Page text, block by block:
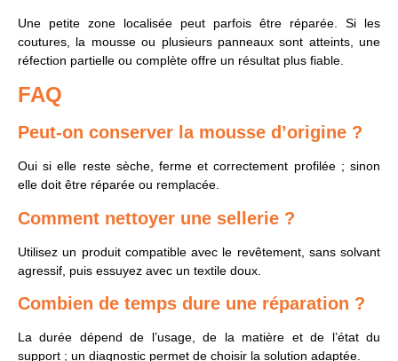
Une petite zone localisée peut parfois être réparée. Si les
coutures, la mousse ou plusieurs panneaux sont atteints, une
réfection partielle ou complète offre un résultat plus fiable.
FAQ
Peut-on conserver la mousse d’origine ?
Oui si elle reste sèche, ferme et correctement profilée ; sinon
elle doit être réparée ou remplacée.
Comment nettoyer une sellerie ?
Utilisez un produit compatible avec le revêtement, sans solvant
agressif, puis essuyez avec un textile doux.
Combien de temps dure une réparation ?
La durée dépend de l’usage, de la matière et de l’état du
support ; un diagnostic permet de choisir la solution adaptée.